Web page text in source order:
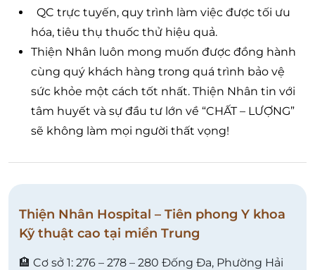
QC trực tuyến, quy trình làm việc được tối ưu
hóa, tiêu thụ thuốc thử hiệu quả.
Thiện Nhân luôn mong muốn được đồng hành
cùng quý khách hàng trong quá trình bảo vệ
sức khỏe một cách tốt nhất. Thiện Nhân tin với
tâm huyết và sự đầu tư lớn về “CHẤT – LƯỢNG”
sẽ không làm mọi người thất vọng!
Thiện Nhân Hospital – Tiên phong Y khoa
Kỹ thuật cao tại miền Trung
🏨 Cơ sở 1: 276 – 278 – 280 Đống Đa, Phường Hải